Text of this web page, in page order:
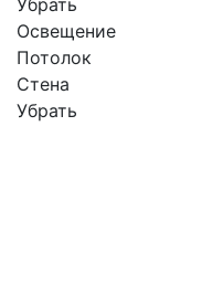
Убрать
Освещение
Потолок
Стена
Убрать